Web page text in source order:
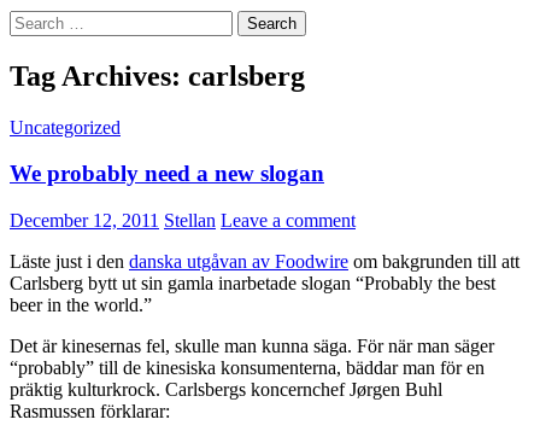
Search
for:
Tag Archives: carlsberg
Uncategorized
We probably need a new slogan
December 12, 2011 Stellan Leave a comment
Läste just i den danska utgåvan av Foodwire om bakgrunden till att
Carlsberg bytt ut sin gamla inarbetade slogan “Probably the best
beer in the world.”
Det är kinesernas fel, skulle man kunna säga. För när man säger
“probably” till de kinesiska konsumenterna, bäddar man för en
präktig kulturkrock. Carlsbergs koncernchef Jørgen Buhl
Rasmussen förklarar: